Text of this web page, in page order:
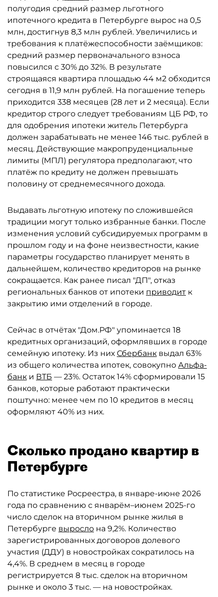
полугодия средний размер льготного
ипотечного кредита в Петербурге вырос на 0,5
млн, достигнув 8,3 млн рублей. Увеличились и
требования к платёжеспособности заёмщиков:
средний размер первоначального взноса
повысился с 30% до 32%. В результате
строящаяся квартира площадью 44 м2 обходится
сегодня в 11,9 млн рублей. На погашение теперь
приходится 338 месяцев (28 лет и 2 месяца). Если
кредитор строго следует требованиям ЦБ РФ, то
для одобрения ипотеки житель Петербурга
должен зарабатывать не менее 146 тыс. рублей в
месяц. Действующие макропруденциальные
лимиты (МПЛ) регулятора предполагают, что
платёж по кредиту не должен превышать
половину от среднемесячного дохода.
Выдавать льготную ипотеку по сложившейся
традиции могут только избранные банки. После
изменения условий субсидируемых программ в
прошлом году и на фоне неизвестности, какие
параметры государство планирует менять в
дальнейшем, количество кредиторов на рынке
сокращается. Как ранее писал "ДП", отказ
региональных банков от ипотеки приводит к
закрытию ими отделений в городе.
Сейчас в отчётах "Дом.РФ" упоминается 18
кредитных организаций, оформлявших в городе
семейную ипотеку. Из них Сбербанк выдал 63%
из общего количества ипотек, совокупно Альфа-
банк и ВТБ — 23%. Остаток 14% сформировали 15
банков, которые работают практически
поштучно: менее чем по 10 кредитов в месяц
оформляют 40% из них.
Сколько продано квартир в
Петербурге
По статистике Росреестра, в январе-июне 2026
года по сравнению с январём–июнем 2025-го
число сделок на вторичном рынке жилья в
Петербурге выросло на 9,2%. Количество
зарегистрированных договоров долевого
участия (ДДУ) в новостройках сократилось на
4,4%. В среднем в месяц в городе
регистрируется 8 тыс. сделок на вторичном
рынке и около 3 тыс. — на новостройках.